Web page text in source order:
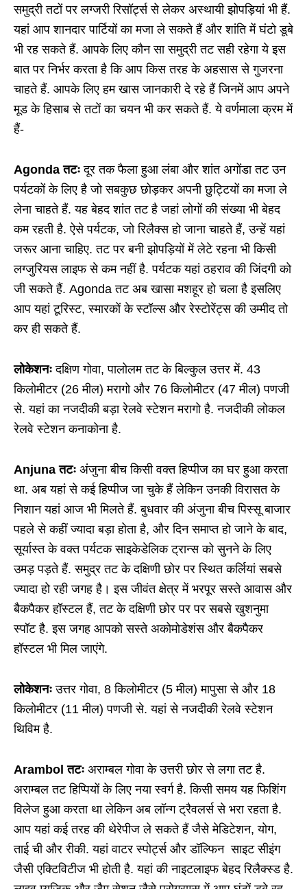
समुद्री तटों पर लग्जरी रिसॉर्ट्स से लेकर अस्थायी झोपड़ियां भी हैं.
यहां आप शानदार पार्टियों का मजा ले सकते हैं और शांति में घंटो डूबे
भी रह सकते हैं. आपके लिए कौन सा समुद्री तट सही रहेगा ये इस
बात पर निर्भर करता है कि आप किस तरह के अहसास से गुजरना
चाहते हैं. आपके लिए हम खास जानकारी दे रहे हैं जिनमें आप अपने
मूड के हिसाब से तटों का चयन भी कर सकते हैं. ये वर्णमाला क्रम में
हैं-
Agonda तटः दूर तक फैला हुआ लंबा और शांत अगोंडा तट उन
पर्यटकों के लिए है जो सबकुछ छोड़कर अपनी छुट्टियों का मजा ले
लेना चाहते हैं. यह बेहद शांत तट है जहां लोगों की संख्या भी बेहद
कम रहती है. ऐसे पर्यटक, जो रिलैक्स हो जाना चाहते हैं, उन्हें यहां
जरूर आना चाहिए. तट पर बनी झोपड़ियों में लेटे रहना भी किसी
लग्जुरियस लाइफ से कम नहीं है. पर्यटक यहां ठहराव की जिंदगी को
जी सकते हैं. Agonda तट अब खासा मशहूर हो चला है इसलिए
आप यहां टूरिस्ट, स्मारकों के स्टॉल्स और रेस्टोरेंट्स की उम्मीद तो
कर ही सकते हैं.
लोकेशनः दक्षिण गोवा, पालोलम तट के बिल्कुल उत्तर में. 43
किलोमीटर (26 मील) मरागो और 76 किलोमीटर (47 मील) पणजी
से. यहां का नजदीकी बड़ा रेलवे स्टेशन मरागो है. नजदीकी लोकल
रेलवे स्टेशन कनाकोना है.
Anjuna तटः अंजुना बीच किसी वक्त हिप्पीज का घर हुआ करता
था. अब यहां से कई हिप्पीज जा चुके हैं लेकिन उनकी विरासत के
निशान यहां आज भी मिलते हैं. बुधवार की अंजुना बीच पिस्सू बाजार
पहले से कहीं ज्यादा बड़ा होता है, और दिन समाप्त हो जाने के बाद,
सूर्यास्त के वक्त पर्यटक साइकेडेलिक ट्रान्स को सुनने के लिए
उमड़ पड़ते हैं. समुद्र तट के दक्षिणी छोर पर स्थित कर्लियां सबसे
ज्यादा हो रही जगह है। इस जीवंत क्षेत्र में भरपूर सस्ते आवास और
बैकपैकर हॉस्टल हैं, तट के दक्षिणी छोर पर पर सबसे खुशनुमा
स्पॉट है. इस जगह आपको सस्ते अकोमोडेशंस और बैकपैकर
हॉस्टल भी मिल जाएंगे.
लोकेशनः उत्तर गोवा, 8 किलोमीटर (5 मील) मापुसा से और 18
किलोमीटर (11 मील) पणजी से. यहां से नजदीकी रेलवे स्टेशन
थिविम है.
Arambol तटः अराम्बल गोवा के उत्तरी छोर से लगा तट है.
अराम्बल तट हिप्पियों के लिए नया स्वर्ग है. किसी समय यह फिशिंग
विलेज हुआ करता था लेकिन अब लॉन्ग ट्रैवलर्स से भरा रहता है.
आप यहां कई तरह की थेरेपीज ले सकते हैं जैसे मेडिटेशन, योग,
ताई ची और रीकी. यहां वाटर स्पोर्ट्स और डॉल्फिन साइट सीइंग
जैसी एक्टिविटीज भी होती है. यहां की नाइटलाइफ बेहद रिलैक्स्ड है.